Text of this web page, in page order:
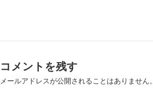
コメントを残す
メールアドレスが公開されることはありません。